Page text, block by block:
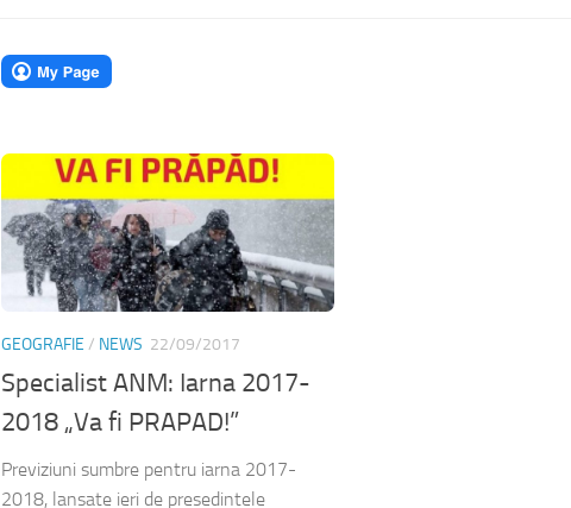
GEOGRAFIE / NEWS 22/09/2017
Specialist ANM: Iarna 2017-
2018 „Va fi PRAPAD!”
Previziuni sumbre pentru iarna 2017-
2018, lansate ieri de presedintele